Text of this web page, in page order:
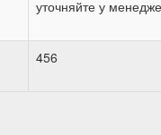
уточняйте у
456